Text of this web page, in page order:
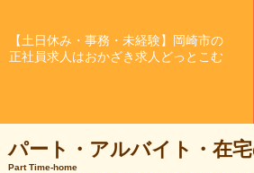
【土日休み・事務・未経験】岡崎市の
正社員求人はおかざき求人どっとこむ
パート・アルバイト・在
Part Time-home